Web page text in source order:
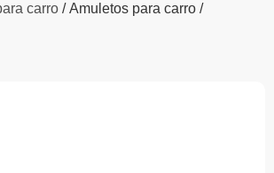
carro / Amuletos para carro /